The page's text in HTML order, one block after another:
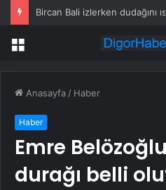
Menü
Anasayfa / Haber
Haber
Emre
durağı belli